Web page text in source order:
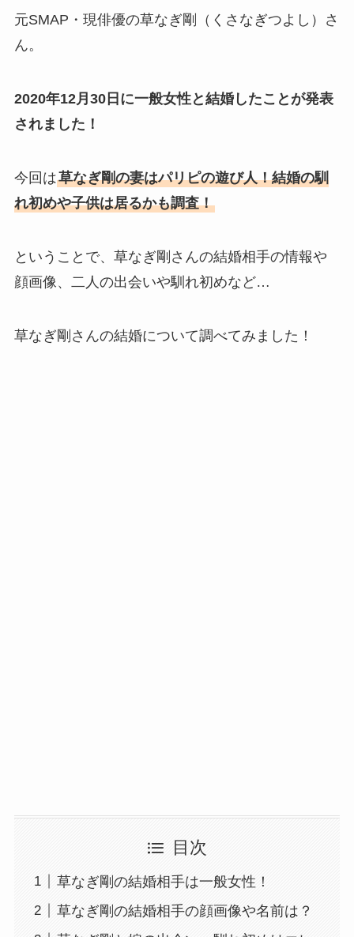
元SMAP・現俳優の草なぎ剛（くさなぎつよし）さ
ん。
2020年12月30日に一般女性と結婚したことが発表
されました！
今回は草なぎ剛の妻はパリピの遊び人！結婚の馴
れ初めや子供は居るかも調査！
ということで、草なぎ剛さんの結婚相手の情報や
顔画像、二人の出会いや馴れ初めなど…
草なぎ剛さんの結婚について調べてみました！
目次
草なぎ剛の結婚相手は一般女性！
草なぎ剛の結婚相手の顔画像や名前は？